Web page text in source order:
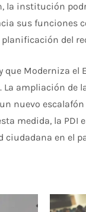
la institución
sus funciones
del
que Moderniza
ampliación de
nuevo
medida, la
ciudadana en el